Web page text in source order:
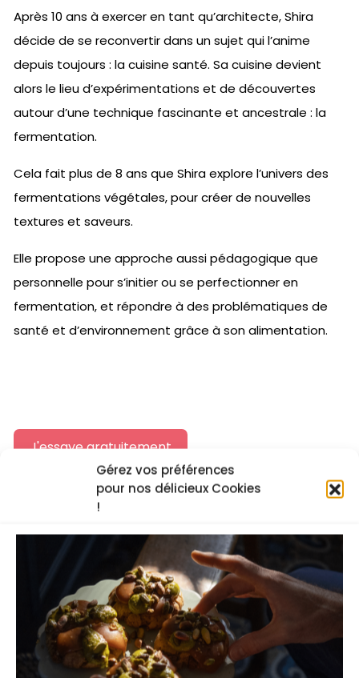
Gérez vos préférences
pour nos délicieux Cookies
!
Après 10 ans à exercer en tant qu’architecte, Shira
décide de se reconvertir dans un sujet qui l’anime
depuis toujours : la cuisine santé. Sa cuisine devient
alors le lieu d’expérimentations et de découvertes
autour d’une technique fascinante et ancestrale : la
fermentation.
Cela fait plus de 8 ans que Shira explore l’univers des
fermentations végétales, pour créer de nouvelles
textures et saveurs.
Elle propose une approche aussi pédagogique que
personnelle pour s’initier ou se perfectionner en
fermentation, et répondre à des problématiques de
santé et d’environnement grâce à son alimentation.
J'essaye gratuitement